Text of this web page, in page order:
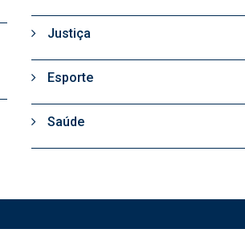
Justiça
Esporte
Saúde